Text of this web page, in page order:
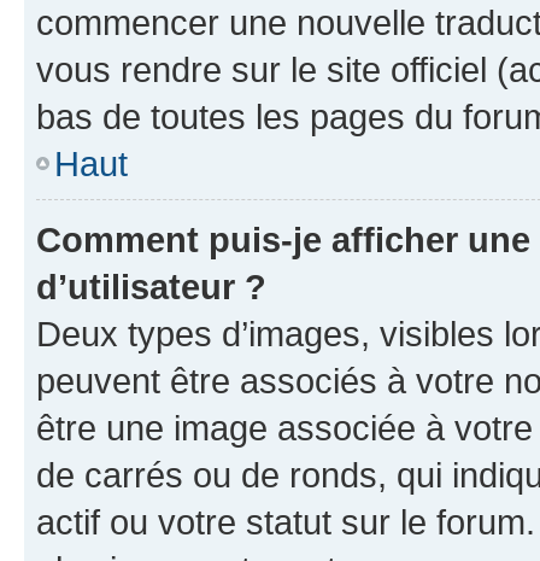
commencer une nouvelle
vous rendre sur le site officiel
bas de toutes les pages du
Haut
Comment puis-je afficher
d’utilisateur ?
Deux types d’images, visibles
peuvent être associés à votre
être une image associée à
de carrés ou de ronds, qui
actif ou votre statut sur le